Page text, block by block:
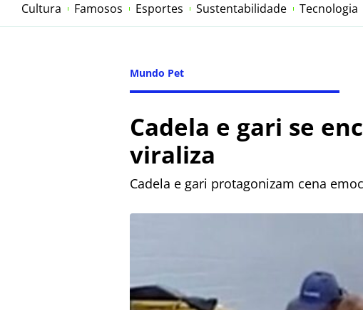
Cultura Famosos Esportes Sustentabilidade Tecnologia
Mundo Pet
Cadela e gari se
viraliza
Cadela e gari protagonizam cena